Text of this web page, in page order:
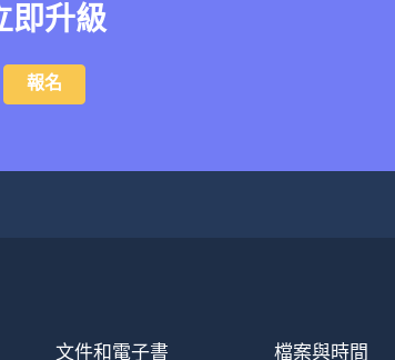
即升級
報名
文件和電子書 檔案與時間